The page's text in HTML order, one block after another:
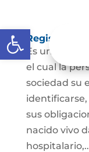
Abrir barra de
Registro
Es un
el cual la
sociedad su
sus
nacido vivo